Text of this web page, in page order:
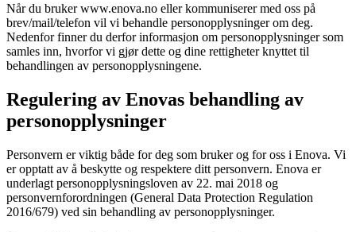
Når du bruker www.enova.no eller kommuniserer med oss på
brev/mail/telefon vil vi behandle personopplysninger om deg.
Nedenfor finner du derfor informasjon om personopplysninger som
samles inn, hvorfor vi gjør dette og dine rettigheter knyttet til
behandlingen av personopplysningene.
Regulering av Enovas behandling av
personopplysninger
Personvern er viktig både for deg som bruker og for oss i Enova. Vi
er opptatt av å beskytte og respektere ditt personvern. Enova er
underlagt personopplysningsloven av 22. mai 2018 og
personvernforordningen (General Data Protection Regulation
2016/679) ved sin behandling av personopplysninger.